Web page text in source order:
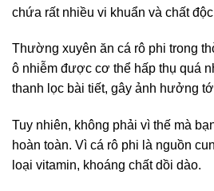
chứa rất nhiều vi khuẩn và chất
Thường xuyên ăn cá rô phi trong
ô nhiễm được cơ thể hấp thụ quá
thanh lọc bài tiết, gây ảnh hưởng
Tuy nhiên, không phải vì thế mà
hoàn toàn. Vì cá rô phi là nguồn
loại vitamin, khoáng chất dồi dào.